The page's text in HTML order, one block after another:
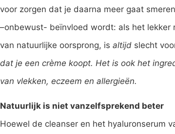
voor zorgen dat je daarna meer gaat
–onbewust- beïnvloed wordt: als het lekker
van natuurlijke oorsprong, is altijd slecht
dat je een crème koopt. Het is ook het
van vlekken, eczeem en allergieën.
Natuurlijk is niet vanzelfsprekend beter
Hoewel de cleanser en het hyaluronserum